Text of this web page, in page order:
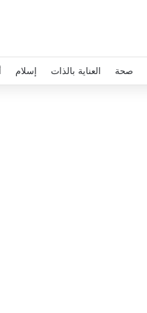
صحة العناية بالذات إسلام